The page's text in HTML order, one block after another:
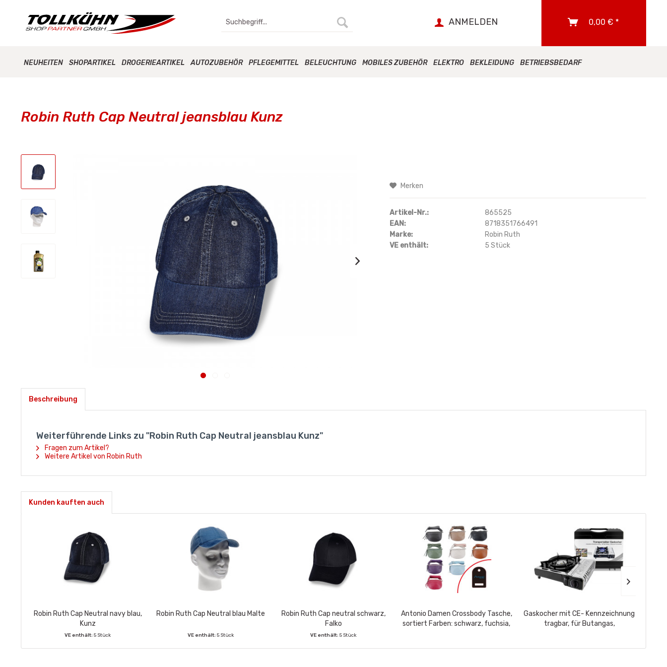
ANMELDEN 0,00 € *
NEUHEITEN SHOPARTIKEL DROGERIEARTIKEL AUTOZUBEHÖR PFLEGEMITTEL BELEUCHTUNG MOBILES ZUBEHÖR ELEKTRO BEKLEIDUNG BETRIEBSBEDARF
Robin Ruth Cap Neutral jeansblau Kunz
Merken
Artikel-Nr.:
865525
EAN:
8718351766491
Marke:
Robin Ruth
VE enthält:
5 Stück
Beschreibung
Weiterführende Links zu "Robin Ruth Cap Neutral jeansblau Kunz"
Fragen zum Artikel?
Weitere Artikel von Robin Ruth
Kunden kauften auch
Robin Ruth Cap Neutral navy blau,
Kunz
VE enthält:5 Stück
Robin Ruth Cap Neutral blau Malte
VE enthält: 5 Stück
Robin Ruth Cap neutral schwarz,
Falko
VE enthält:5 Stück
Antonio Damen Crossbody Tasche,
sortiert Farben: schwarz, fuchsia,
Gaskocher mit CE- Kennzeichnung
tragbar, für Butangas,